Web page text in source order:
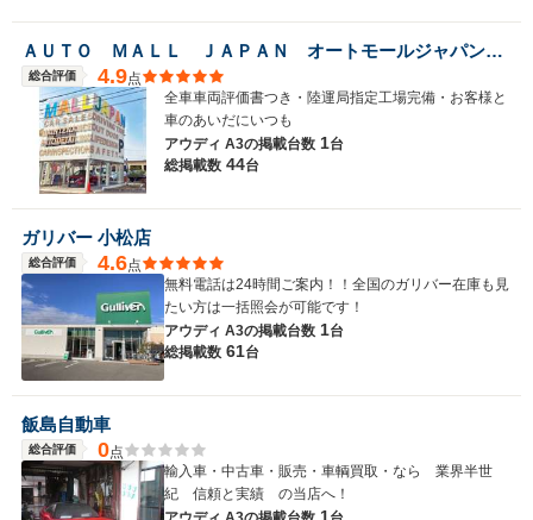
ＡＵＴＯ ＭＡＬＬ ＪＡＰＡＮ オートモールジャパン株式会社
総合評価 4.9点
全車車両評価書つき・陸運局指定工場完備・お客様と
車のあいだにいつも
アウディ A3の掲載台数 1台
総掲載数 44台
ガリバー 小松店
総合評価 4.6点
無料電話は24時間ご案内！！全国のガリバー在庫も見
たい方は一括照会が可能です！
アウディ A3の掲載台数 1台
総掲載数 61台
飯島自動車
総合評価 0点
輸入車・中古車・販売・車輌買取・なら 業界半世
紀 信頼と実績 の当店へ！